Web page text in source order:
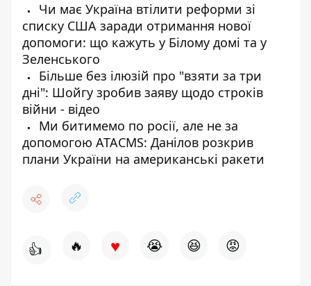
Чи має Україна втілити реформи зі
списку США заради отримання нової
допомоги: що кажуть у Білому домі та у
Зеленського
Більше без ілюзій про "взяти за три
дні": Шойгу зробив заяву щодо строків
війни - відео
Ми битимемо по росії, але не за
допомогою ATACMS: Данілов розкрив
плани України на американські ракети
👍 🔥 ♥ 😭 😆 😡